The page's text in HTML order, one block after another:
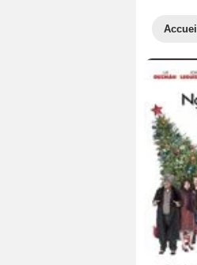
Accueil